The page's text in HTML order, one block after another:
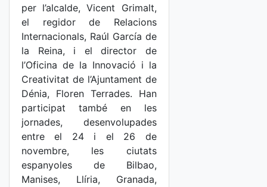
per l’alcalde, Vicent Grimalt,
el regidor de Relacions
Internacionals, Raúl García de
la Reina, i el director de
l’Oficina de la Innovació i la
Creativitat de l’Ajuntament de
Dénia, Floren Terrades. Han
participat també en les
jornades, desenvolupades
entre el 24 i el 26 de
novembre, les ciutats
espanyoles de Bilbao,
Manises, Llíria, Granada,